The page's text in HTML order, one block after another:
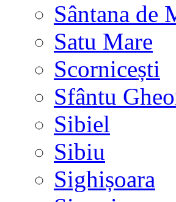
Sântana de
Satu Mare
Scornicești
Sfântu
Sibiel
Sibiu
Sighișoara